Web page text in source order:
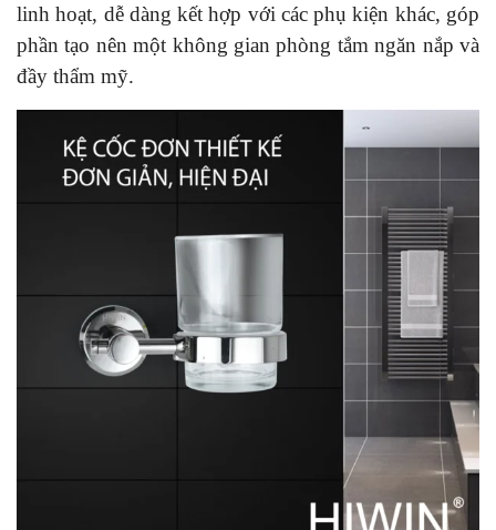
linh hoạt, dễ dàng kết hợp với các phụ kiện khác, góp
phần tạo nên một không gian phòng tắm ngăn nắp và
đầy thẩm mỹ.